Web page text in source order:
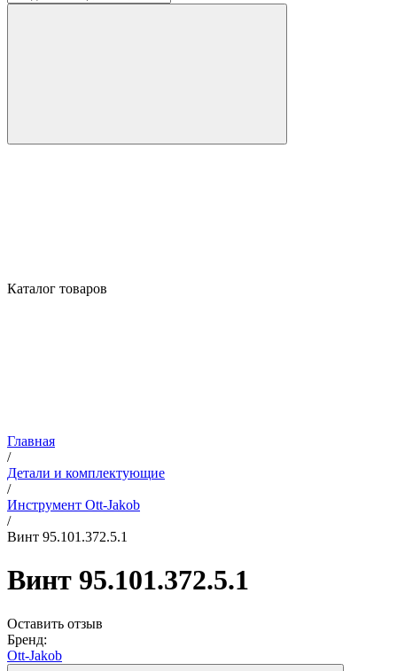
Каталог товаров
Главная
/
Детали и комплектующие
/
Инструмент Ott-Jakob
/
Винт 95.101.372.5.1
Винт 95.101.372.5.1
Оставить отзыв
Бренд:
Ott-Jakob